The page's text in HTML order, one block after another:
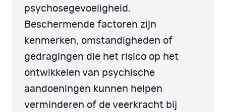
psychosegevoeligheid.
Beschermende factoren zijn
kenmerken, omstandigheden of
gedragingen die het risico op het
ontwikkelen van psychische
aandoeningen kunnen helpen
verminderen of de veerkracht bij